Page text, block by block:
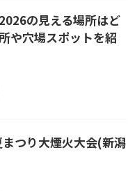
の見える場所はど
や穴場スポットを紹
まつり大煙火大会(新潟